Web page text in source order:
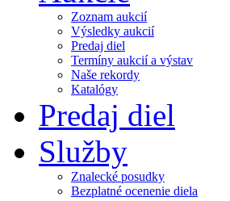
Zoznam aukcií
Výsledky aukcií
Predaj diel
Termíny aukcií a výstav
Naše rekordy
Katalógy
Predaj diel
Služby
Znalecké posudky
Bezplatné ocenenie diela